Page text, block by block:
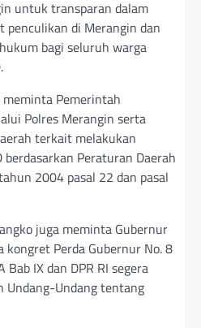
untuk transparan dalam
di Merangin dan
bagi seluruh warga
meminta Pemerintah
Polres Merangin serta
terkait melakukan
berdasarkan Peraturan Daerah
2004 pasal 22 dan pasal
juga meminta Gubernur
kongret Perda Gubernur No. 8
IX dan DPR RI segera
Undang-Undang tentang